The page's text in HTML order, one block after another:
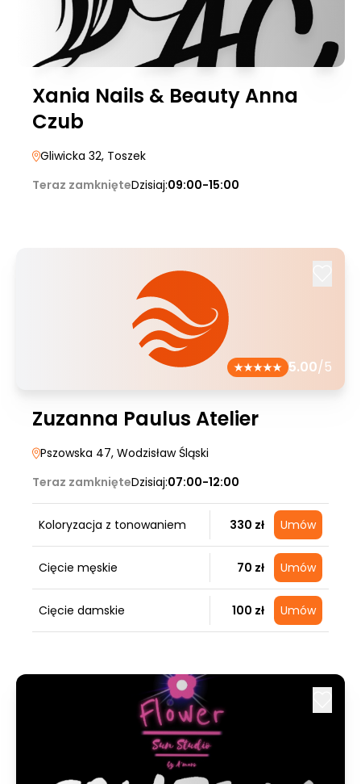
Xania Nails & Beauty Anna
Czub
Gliwicka 32, Toszek
Teraz zamknięteDzisiaj:09:00-15:00
5.00/5
Zuzanna Paulus Atelier
Pszowska 47, Wodzisław Śląski
Teraz zamknięteDzisiaj:07:00-12:00
Koloryzacja z tonowaniem 330 zł Umów
Cięcie męskie 70 zł Umów
Cięcie damskie 100 zł Umów